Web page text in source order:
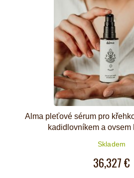
Alma pleťové sérum pro
kadidlovníkem a ovsem
Skladem
36,327 €